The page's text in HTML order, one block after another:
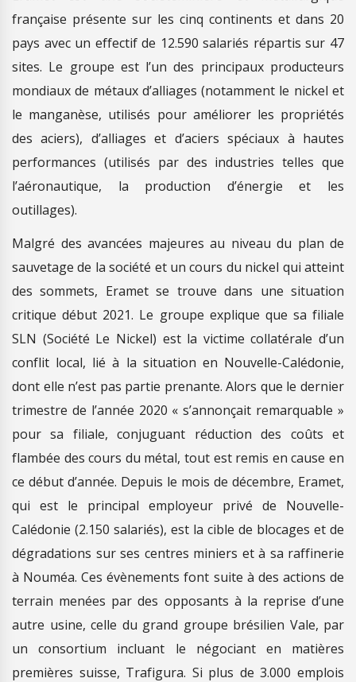
française présente sur les cinq continents et dans 20
pays avec un effectif de 12.590 salariés répartis sur 47
sites. Le groupe est l’un des principaux producteurs
mondiaux de métaux d’alliages (notamment le nickel et
le manganèse, utilisés pour améliorer les propriétés
des aciers), d’alliages et d’aciers spéciaux à hautes
performances (utilisés par des industries telles que
l’aéronautique, la production d’énergie et les
outillages).
Malgré des avancées majeures au niveau du plan de
sauvetage de la société et un cours du nickel qui atteint
des sommets, Eramet se trouve dans une situation
critique début 2021. Le groupe explique que sa filiale
SLN (Société Le Nickel) est la victime collatérale d’un
conflit local, lié à la situation en Nouvelle-Calédonie,
dont elle n’est pas partie prenante. Alors que le dernier
trimestre de l’année 2020 « s’annonçait remarquable »
pour sa filiale, conjuguant réduction des coûts et
flambée des cours du métal, tout est remis en cause en
ce début d’année. Depuis le mois de décembre, Eramet,
qui est le principal employeur privé de Nouvelle-
Calédonie (2.150 salariés), est la cible de blocages et de
dégradations sur ses centres miniers et à sa raffinerie
à Nouméa. Ces évènements font suite à des actions de
terrain menées par des opposants à la reprise d’une
autre usine, celle du grand groupe brésilien Vale, par
un consortium incluant le négociant en matières
premières suisse, Trafigura. Si plus de 3.000 emplois